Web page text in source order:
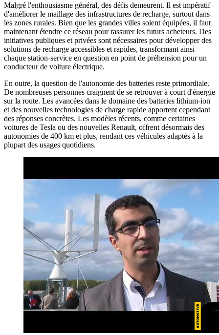
Malgré l'enthousiasme général, des défis demeurent. Il est impératif
d'améliorer le maillage des infrastructures de recharge, surtout dans
les zones rurales. Bien que les grandes villes soient équipées, il faut
maintenant étendre ce réseau pour rassurer les futurs acheteurs. Des
initiatives publiques et privées sont nécessaires pour développer des
solutions de recharge accessibles et rapides, transformant ainsi
chaque station-service en question en point de préhension pour un
conducteur de voiture électrique.
En outre, la question de l'autonomie des batteries reste primordiale.
De nombreuses personnes craignent de se retrouver à court d'énergie
sur la route. Les avancées dans le domaine des batteries lithium-ion
et des nouvelles technologies de charge rapide apportent cependant
des réponses concrètes. Les modèles récents, comme certaines
voitures de Tesla ou des nouvelles Renault, offrent désormais des
autonomies de 400 km et plus, rendant ces véhicules adaptés à la
plupart des usages quotidiens.